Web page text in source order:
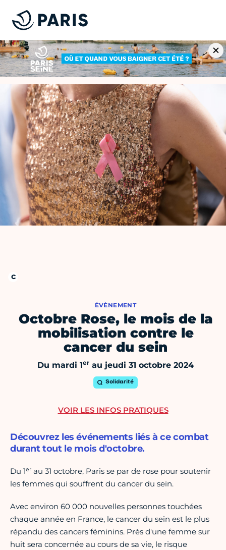
ÉVÈNEMENT
Octobre Rose, le mois de la
mobilisation contre le
cancer du sein
Du mardi 1er au jeudi 31 octobre 2024
Solidarité
Découvrez les événements liés à ce combat
durant tout le mois d'octobre.
Du 1er au 31 octobre, Paris se par de rose pour soutenir
les femmes qui souffrent du cancer du sein.
Avec environ 60 000 nouvelles personnes touchées
chaque année en France, le cancer du sein est le plus
répandu des cancers féminins. Près d'une femme sur
huit sera concernée au cours de sa vie, le risque
VOIR LES INFOS PRATIQUES